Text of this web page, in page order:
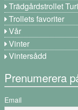
Trädgårdstrollet
Trollets favoriter
Vår
Vinter
Vintersådd
Prenumerera
Email